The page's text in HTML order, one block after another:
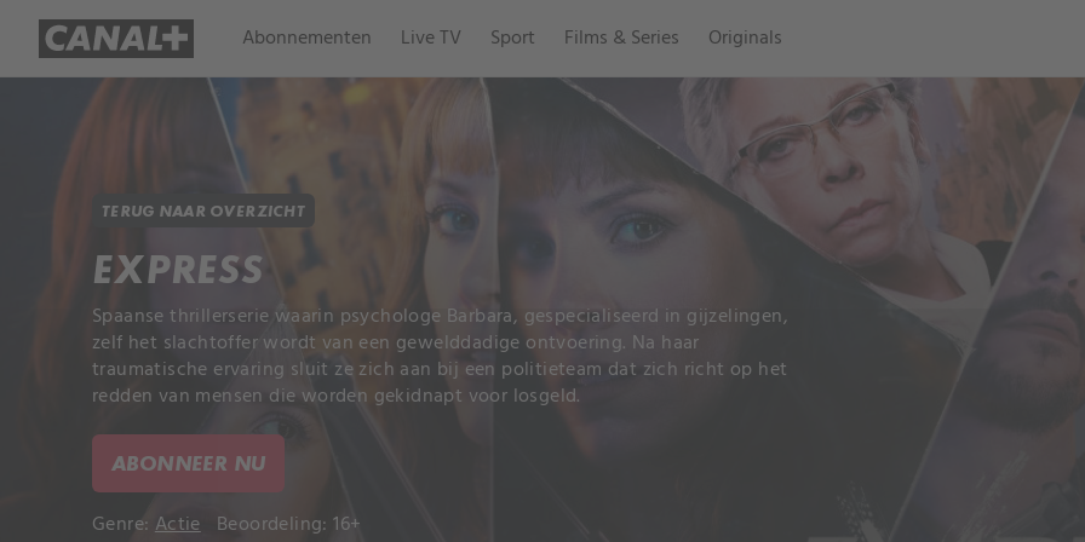
Abonnementen Live TV Sport Films & Series Originals
TERUG NAAR OVERZICHT
EXPRESS
Spaanse thrillerserie waarin psychologe Barbara, gespecialiseerd in gijzelingen,
zelf het slachtoffer wordt van een gewelddadige ontvoering. Na haar
traumatische ervaring sluit ze zich aan bij een politieteam dat zich richt op het
redden van mensen die worden gekidnapt voor losgeld.
ABONNEER NU
Genre: Actie Beoordeling: 16+